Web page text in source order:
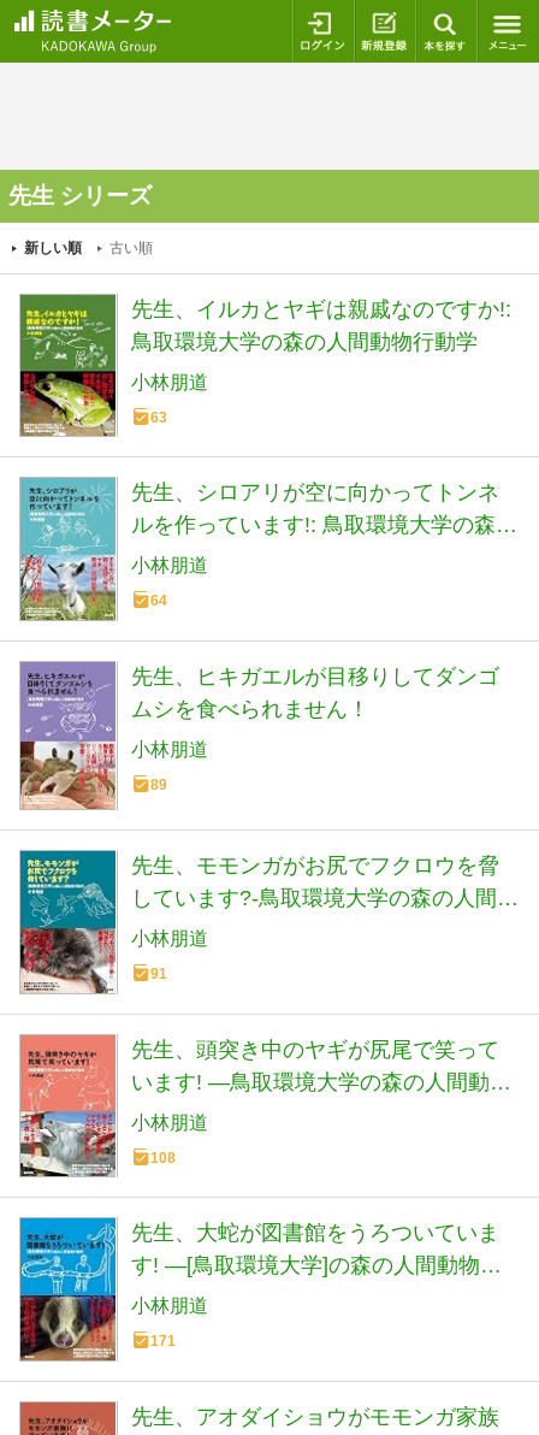
ログイン 新規登録
先生 シリーズ
新しい順 古い順
先生、イルカとヤギは親戚なのですか!:
鳥取環境大学の森の人間動物行動学
小林朋道
63
先生、シロアリが空に向かってトンネ
ルを作っています!: 鳥取環境大学の森の
人間動物行動学
小林朋道
64
先生、ヒキガエルが目移りしてダンゴ
ムシを食べられません！
小林朋道
89
先生、モモンガがお尻でフクロウを脅
しています?-鳥取環境大学の森の人間動
物行動学
小林朋道
91
先生、頭突き中のヤギが尻尾で笑って
います! ―鳥取環境大学の森の人間動物
行動学
小林朋道
108
先生、大蛇が図書館をうろついていま
す! ―[鳥取環境大学]の森の人間動物行
動学
小林朋道
171
先生、アオダイショウがモモンガ家族